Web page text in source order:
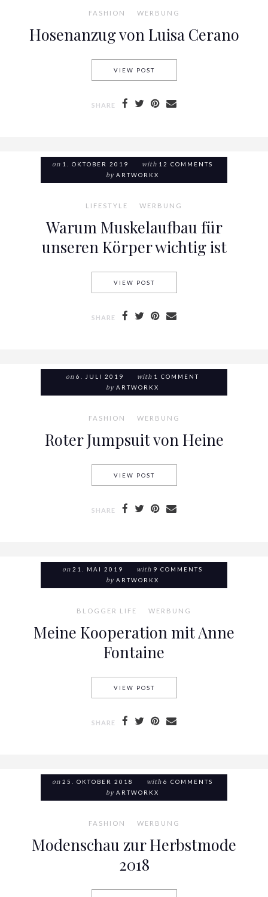
FASHION WERBUNG
Hosenanzug von Luisa Cerano
VIEW POST
SHARE
on 1. OKTOBER 2019 with 12 COMMENTS
by ARTWORKX
LIFESTYLE WERBUNG
Warum Muskelaufbau für
unseren Körper wichtig ist
VIEW POST
SHARE
on 6. JULI 2019 with 1 COMMENT
by ARTWORKX
FASHION WERBUNG
Roter Jumpsuit von Heine
VIEW POST
SHARE
on 21. MAI 2019 with 9 COMMENTS
by ARTWORKX
BLOGGER LIFE WERBUNG
Meine Kooperation mit Anne
Fontaine
VIEW POST
SHARE
on 25. OKTOBER 2018 with 6 COMMENTS
by ARTWORKX
FASHION WERBUNG
Modenschau zur Herbstmode
2018